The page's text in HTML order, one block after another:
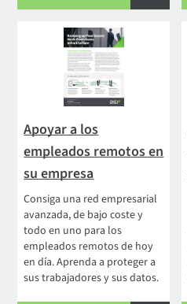
Apoyar a los
empleados remotos en
su empresa
Consiga una red empresarial
avanzada, de bajo coste y
todo en uno para los
empleados remotos de hoy
en día. Aprenda a proteger a
sus trabajadores y sus datos.